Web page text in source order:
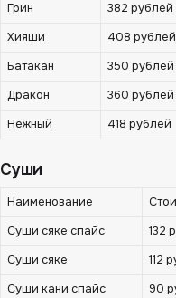
Грин
382 рублей
Хияши
408 рублей
Батакан
350 рублей
Дракон
360 рублей
Нежный
418 рублей
Суши
Наименование
Суши сяке спайс
132
Суши сяке
112
Суши кани спайс
90